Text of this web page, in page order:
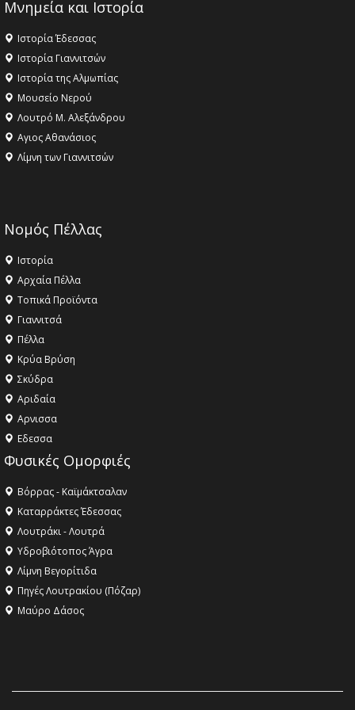
Μνημεία και Ιστορία
Ιστορία Έδεσσας
Ιστορία Γιαννιτσών
Ιστορία της Αλμωπίας
Μουσείο Νερού
Λουτρό Μ. Αλεξάνδρου
Αγιος Αθανάσιος
Λίμνη των Γιαννιτσών
Νομός Πέλλας
Ιστορία
Αρχαία Πέλλα
Τοπικά Προϊόντα
Γιαννιτσά
Πέλλα
Κρύα Βρύση
Σκύδρα
Αριδαία
Aρνισσα
Eδεσσα
Φυσικές Ομορφιές
Βόρρας - Καϊμάκτσαλαν
Καταρράκτες Έδεσσας
Λουτράκι - Λουτρά
Υδροβιότοπος Άγρα
Λίμνη Βεγορίτιδα
Πηγές Λουτρακίου (Πόζαρ)
Μαύρο Δάσος